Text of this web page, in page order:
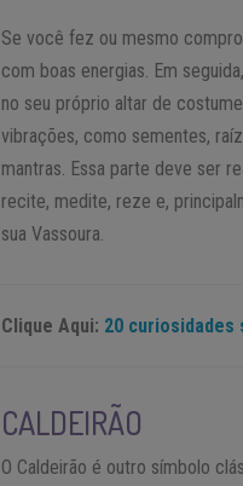
Se você fez ou mesmo
com boas energias. Em
no seu próprio altar de
vibrações, como sementes,
mantras. Essa parte deve ser
recite, medite, reze e,
sua Vassoura.
Clique Aqui: 20
CALDEIRÃO
O Caldeirão é outro símbolo